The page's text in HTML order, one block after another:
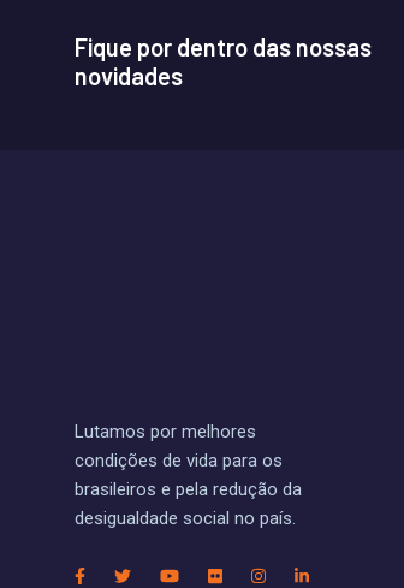
Fique por dentro das nossas
novidades
Lutamos por melhores
condições de vida para os
brasileiros e pela redução da
desigualdade social no país.